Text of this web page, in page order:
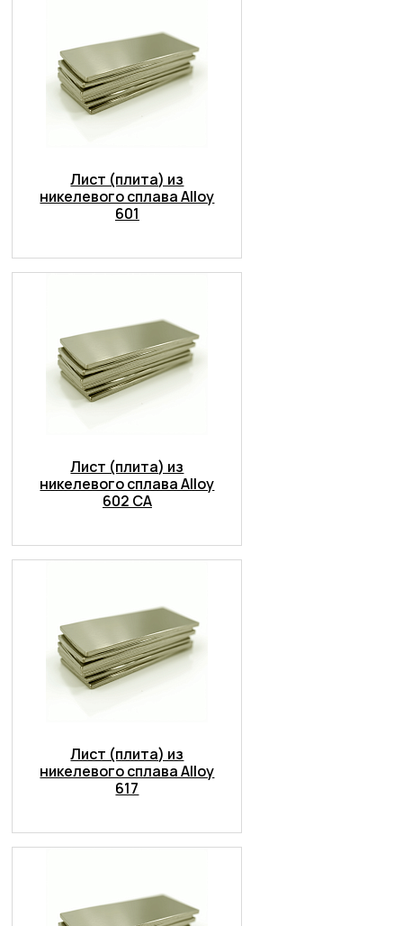
Лист (плита) из
никелевого сплава Alloy
601
Лист (плита) из
никелевого сплава Alloy
602 CA
Лист (плита) из
никелевого сплава Alloy
617